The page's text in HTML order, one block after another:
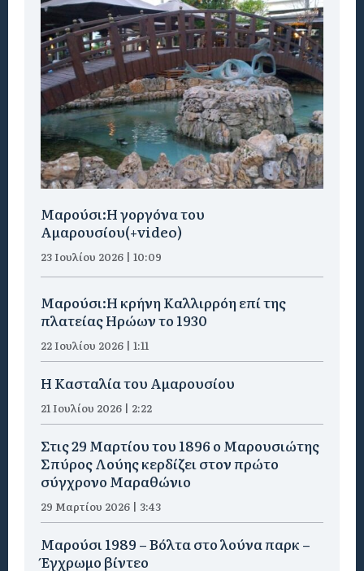
Μαρούσι:H γοργόνα του
Αμαρουσίου(+video)
23 Ιουλίου 2026 | 10:09
Μαρούσι:Η κρήνη Καλλιρρόη επί της
πλατείας Ηρώων το 1930
22 Ιουλίου 2026 | 1:11
Η Κασταλία του Αμαρουσίου
21 Ιουλίου 2026 | 2:22
Στις 29 Μαρτίου του 1896 ο Μαρουσιώτης
Σπύρος Λούης κερδίζει στον πρώτο
σύγχρονο Μαραθώνιο
29 Μαρτίου 2026 | 3:43
Μαρούσι 1989 – Βόλτα στο λούνα παρκ –
Έγχρωμο βίντεο